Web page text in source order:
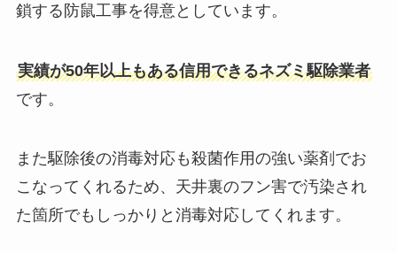
鎖する防鼠工事を得意としています。
実績が50年以上もある信用できるネズミ駆除業者
です。
また駆除後の消毒対応も殺菌作用の強い薬剤でお
こなってくれるため、天井裏のフン害で汚染され
た箇所でもしっかりと消毒対応してくれます。